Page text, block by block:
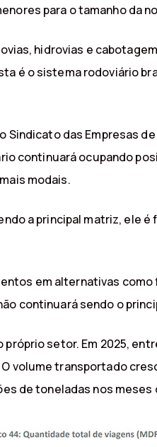
para o tamanho da
hidrovias e
é o sistema rodoviário
das Empresas
continuará ocupando
modais.
a principal matriz, ele
em alternativas
continuará sendo o
setor. Em 2025,
volume transportado
de toneladas nos